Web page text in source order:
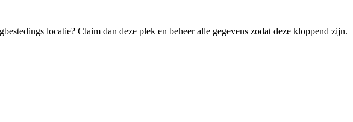
locatie? Claim dan deze plek en beheer alle gegevens zodat deze kloppend zijn.